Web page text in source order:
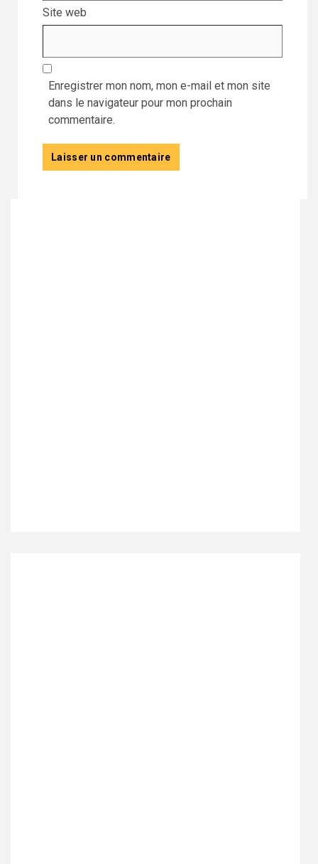
Site web
Enregistrer mon nom, mon e-mail et mon site
dans le navigateur pour mon prochain
commentaire.